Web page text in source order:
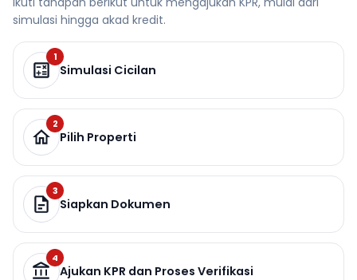
simulasi hingga akad kredit.
1
Simulasi Cicilan
2
Pilih Properti
3
Siapkan Dokumen
4
Ajukan KPR dan Proses Verifikasi